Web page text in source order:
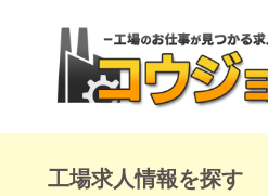
工場求人情報を探す